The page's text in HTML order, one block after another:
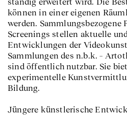
können in einer eigenen
werden. Sammlungsbezogene
Screenings stellen aktuelle
Entwicklungen der
Sammlungen des n.b.k. –
sind öffentlich nutzbar. Sie
experimentelle
Bildung.
Jüngere künstlerische